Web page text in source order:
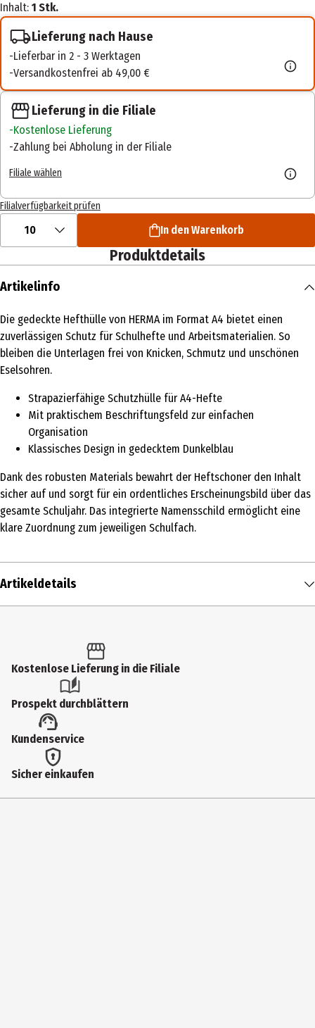
Inhalt: 1 Stk.
Lieferung nach Hause
Lieferbar in 2 - 3 Werktagen
Versandkostenfrei ab 49,00 €
Lieferung in die Filiale
Kostenlose Lieferung
Zahlung bei Abholung in der Filiale
Filiale wählen
Filialverfügbarkeit prüfen
10 In den Warenkorb
Produktdetails
Artikelinfo
Die gedeckte Hefthülle von HERMA im Format A4 bietet einen
zuverlässigen Schutz für Schulhefte und Arbeitsmaterialien. So
bleiben die Unterlagen frei von Knicken, Schmutz und unschönen
Eselsohren.
Strapazierfähige Schutzhülle für A4-Hefte
Mit praktischem Beschriftungsfeld zur einfachen
Organisation
Klassisches Design in gedecktem Dunkelblau
Dank des robusten Materials bewahrt der Heftschoner den Inhalt
sicher auf und sorgt für ein ordentliches Erscheinungsbild über das
gesamte Schuljahr. Das integrierte Namensschild ermöglicht eine
klare Zuordnung zum jeweiligen Schulfach.
Artikeldetails
Produkttyp
Sonstiger Schulbedarf
Kostenlose Lieferung in die Filiale
Prospekt durchblättern
Kundenservice
Sicher einkaufen